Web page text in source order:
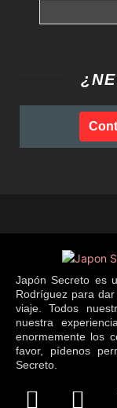
Japón Secreto es
Rodríguez para
viaje. Todos
nuestra
enormemente los
favor, pídenos
Secreto.